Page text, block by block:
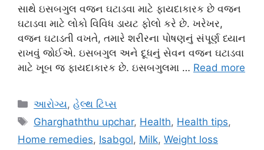
સાથે ઇસબગુલ વજન ઘટાડવા માટે ફાયદાકારક છે વજન
ઘટાડવા માટે લોકો વિવિધ ડાયટ ફોલો કરે છે. ખરેખર,
વજન ઘટાડતી વખતે, તમારે શરીરના પોષણનું સંપૂર્ણ ધ્યાન
રાખવું જોઈએ. ઇસબગુલ અને દૂધનું સેવન વજન ઘટાડવા
માટે ખૂબ જ ફાયદાકારક છે. ઇસબગુલમા … Read more
Categories
આરોગ્ય,હેલ્થ ટિપ્સ
Tags
Gharghaththu upchar, Health, Health tips,
Home remedies, Isabgol, Milk, Weight loss